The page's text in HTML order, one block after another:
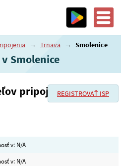
→ Trnava → Smolenice
Smolenice
REGISTROVAŤ ISP
pripojenia vo
v: N/A
v: N/A